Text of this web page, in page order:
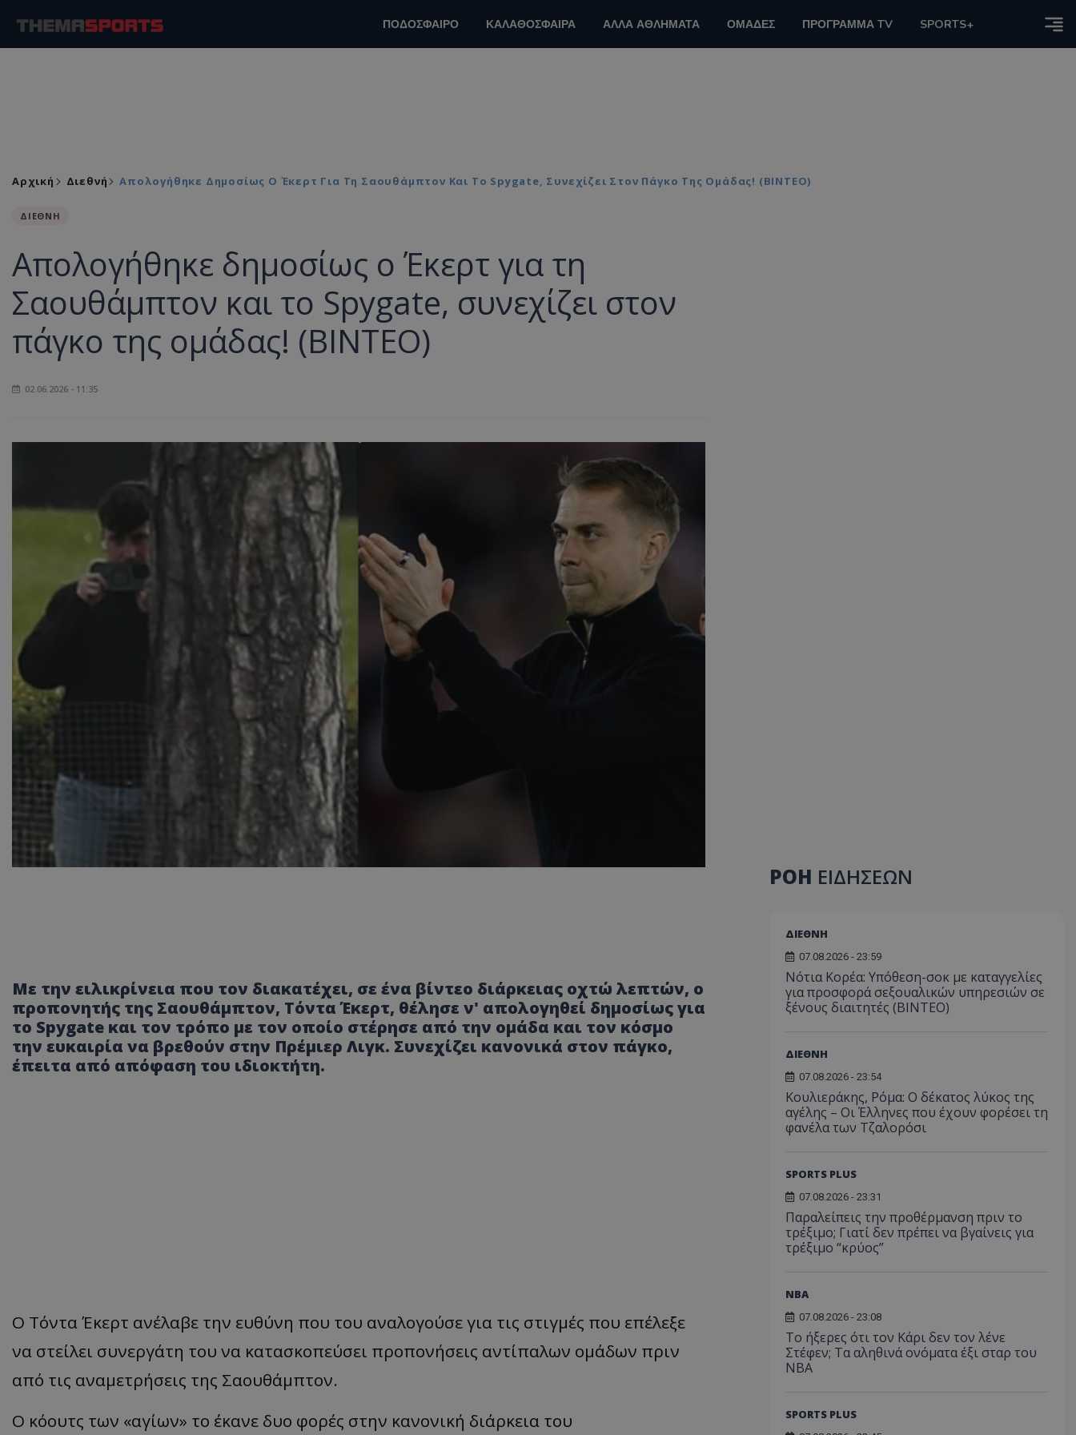
ΠΟΔΟΣΦΑΙΡΟ ΚΑΛΑΘΟΣΦΑΙΡΑ ΑΛΛΑ ΑΘΛΗΜΑΤΑ ΟΜΑΔΕΣ ΠΡΟΓΡΑΜΜΑ TV SPORTS+
Αρχική Διεθνή Απολογήθηκε Δημοσίως Ο Έκερτ Για Τη Σαουθάμπτον Και Το Spygate, Συνεχίζει Στον Πάγκο Της Ομάδας! (ΒΙΝΤΕΟ)
ΔΙΕΘΝΗ
Απολογήθηκε δημοσίως ο Έκερτ για τη
Σαουθάμπτον και το Spygate, συνεχίζει στον
πάγκο της ομάδας! (ΒΙΝΤΕΟ)
02.06.2026 - 11:35
Με την ειλικρίνεια που τον διακατέχει, σε ένα βίντεο διάρκειας οχτώ λεπτών, ο
προπονητής της Σαουθάμπτον, Τόντα Έκερτ, θέλησε ν' απολογηθεί δημοσίως για
το Spygate και τον τρόπο με τον οποίο στέρησε από την ομάδα και τον κόσμο
την ευκαιρία να βρεθούν στην Πρέμιερ Λιγκ. Συνεχίζει κανονικά στον πάγκο,
έπειτα από απόφαση του ιδιοκτήτη.
Ο Τόντα Έκερτ ανέλαβε την ευθύνη που του αναλογούσε για τις στιγμές που επέλεξε
να στείλει συνεργάτη του να κατασκοπεύσει προπονήσεις αντίπαλων ομάδων πριν
από τις αναμετρήσεις της Σαουθάμπτον.
Ο κόουτς των «αγίων» το έκανε δυο φορές στην κανονική διάρκεια του
ΡΟΗ ΕΙΔΗΣΕΩΝ
ΔΙΕΘΝΗ
07.08.2026 - 23:59
Νότια Κορέα: Υπόθεση-σοκ με καταγγελίες
για προσφορά σεξουαλικών υπηρεσιών σε
ξένους διαιτητές (BINTEO)
ΔΙΕΘΝΗ
07.08.2026 - 23:54
Κουλιεράκης, Ρόμα: Ο δέκατος λύκος της
αγέλης – Οι Έλληνες που έχουν φορέσει τη
φανέλα των Τζαλορόσι
SPORTS PLUS
07.08.2026 - 23:31
Παραλείπεις την προθέρμανση πριν το
τρέξιμο; Γιατί δεν πρέπει να βγαίνεις για
τρέξιμο “κρύος”
NBA
07.08.2026 - 23:08
Το ήξερες ότι τον Κάρι δεν τον λένε
Στέφεν; Τα αληθινά ονόματα έξι σταρ του
NBA
SPORTS PLUS